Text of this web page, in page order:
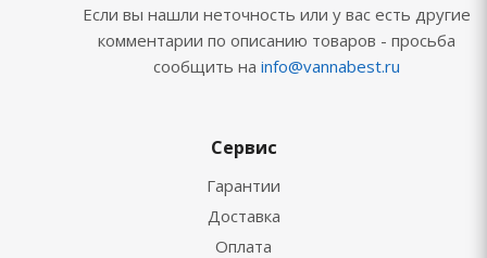
Если вы нашли неточность или у вас есть другие
комментарии по описанию товаров - просьба
сообщить на info@vannabest.ru
Сервис
Гарантии
Доставка
Оплата